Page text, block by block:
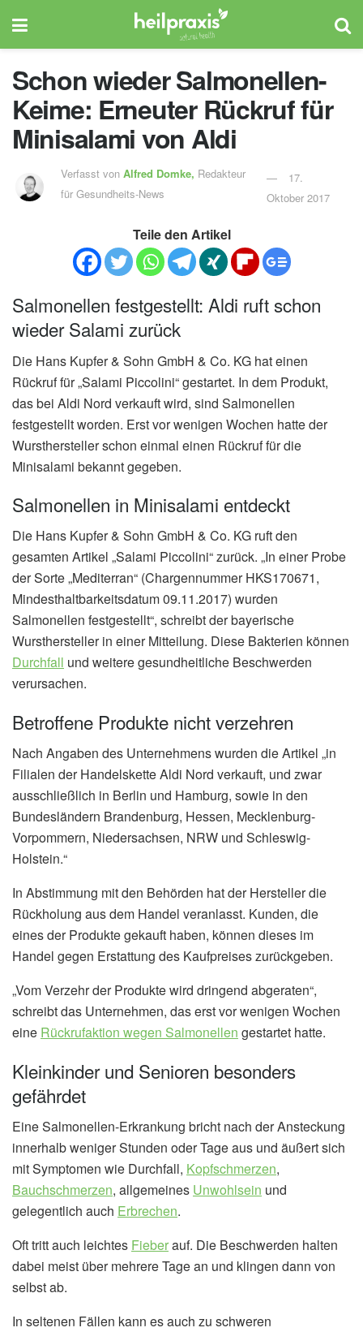
Schon wieder Salmonellen-
Keime: Erneuter Rückruf für
Minisalami von Aldi
Verfasst vonAlfred Domke, Redakteur
für Gesundheits-News
17.
Oktober 2017
Teile den Artikel
Salmonellen festgestellt: Aldi ruft schon
wieder Salami zurück
Die Hans Kupfer & Sohn GmbH & Co. KG hat einen
Rückruf für „Salami Piccolini“ gestartet. In dem Produkt,
das bei Aldi Nord verkauft wird, sind Salmonellen
festgestellt worden. Erst vor wenigen Wochen hatte der
Wursthersteller schon einmal einen Rückruf für die
Minisalami bekannt gegeben.
Salmonellen in Minisalami entdeckt
Die Hans Kupfer & Sohn GmbH & Co. KG ruft den
gesamten Artikel „Salami Piccolini“ zurück. „In einer Probe
der Sorte „Mediterran“ (Chargennummer HKS170671,
Mindesthaltbarkeitsdatum 09.11.2017) wurden
Salmonellen festgestellt“, schreibt der bayerische
Wursthersteller in einer Mitteilung. Diese Bakterien können
Durchfall und weitere gesundheitliche Beschwerden
verursachen.
Betroffene Produkte nicht verzehren
Nach Angaben des Unternehmens wurden die Artikel „in
Filialen der Handelskette Aldi Nord verkauft, und zwar
ausschließlich in Berlin und Hamburg, sowie in den
Bundesländern Brandenburg, Hessen, Mecklenburg-
Vorpommern, Niedersachsen, NRW und Schleswig-
Holstein.“
In Abstimmung mit den Behörden hat der Hersteller die
Rückholung aus dem Handel veranlasst. Kunden, die
eines der Produkte gekauft haben, können dieses im
Handel gegen Erstattung des Kaufpreises zurückgeben.
„Vom Verzehr der Produkte wird dringend abgeraten“,
schreibt das Unternehmen, das erst vor wenigen Wochen
eine Rückrufaktion wegen Salmonellen gestartet hatte.
Kleinkinder und Senioren besonders
gefährdet
Eine Salmonellen-Erkrankung bricht nach der Ansteckung
innerhalb weniger Stunden oder Tage aus und äußert sich
mit Symptomen wie Durchfall, Kopfschmerzen,
Bauchschmerzen, allgemeines Unwohlsein und
gelegentlich auch Erbrechen.
Oft tritt auch leichtes Fieberauf. Die Beschwerden halten
dabei meist über mehrere Tage an und klingen dann von
selbst ab.
In seltenen Fällen kann es auch zu schweren